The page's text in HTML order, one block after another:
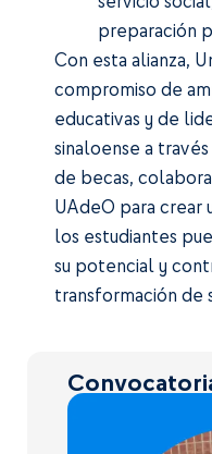
preparación
Con esta alianza,
compromiso de
educativas y de
sinaloense a
de becas,
UAdeO para crear
los estudiantes
su potencial y
transformación de